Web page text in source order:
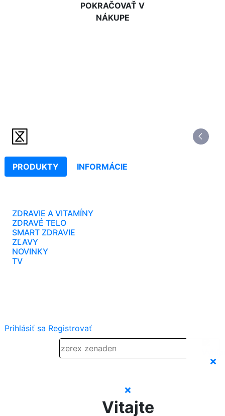
POKRAČOVAŤ V
NÁKUPE
PRODUKTY INFORMÁCIE
ZDRAVIE A VITAMÍNY
ZDRAVÉ TELO
SMART ZDRAVIE
ZĽAVY
NOVINKY
TV
Prihlásiť sa Registrovať
Vitajte